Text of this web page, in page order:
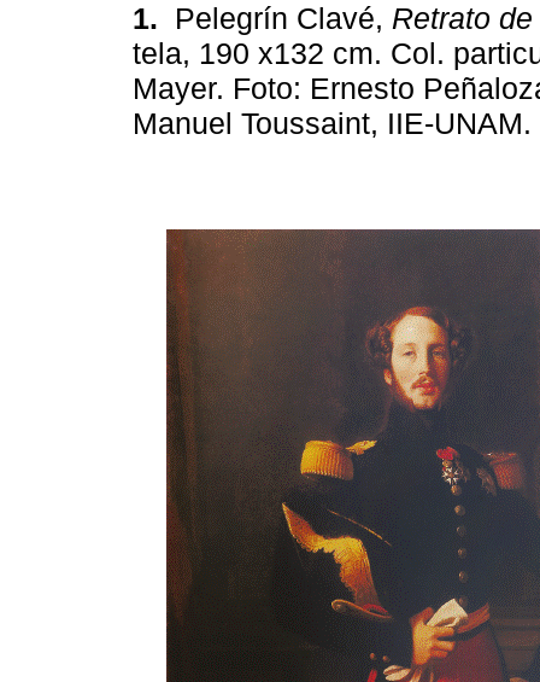
1. Pelegrín Clavé, Retrato
tela, 190 x132 cm. Col.
Mayer. Foto: Ernesto
Manuel Toussaint, IIE-UNAM.